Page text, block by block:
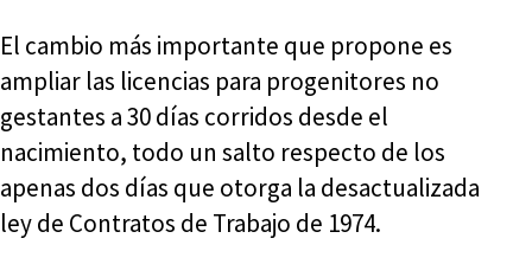
El cambio más importante que propone es
ampliar las licencias para progenitores no
gestantes a 30 días corridos desde el
nacimiento, todo un salto respecto de los
apenas dos días que otorga la desactualizada
ley de Contratos de Trabajo de 1974.